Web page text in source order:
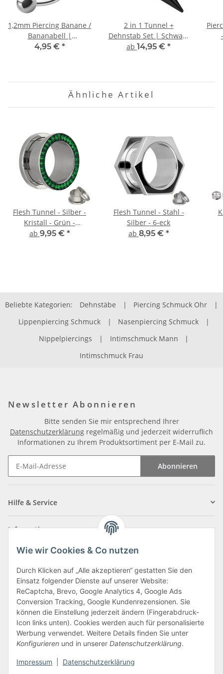
Wie wir Cookies & Co nutzen
Durch Klicken auf „Alle akzeptieren“ gestatten Sie den
Einsatz folgender Dienste auf unserer Website:
ReCaptcha, Brevo, Google Analytics 4, Google Ads
Conversion Tracking, Google Kundenrezensionen. Sie
können die Einstellung jederzeit ändern (Fingerabdruck-
Icon links unten). Cookies werden auch für personalisierte
Werbung verwendet. Weitere Details finden Sie unter
Konfigurieren und in unserer Datenschutzerklärung.
Impressum Datenschutzerklärung
1,2mm Piercing Banane /
Bananabell |
Chirurgenstahl | Silber
4,95 € *
2 in 1 Tunnel +
Dehnstab Set | Schwarz
| Acryl – Kunststoff
ab 14,95 € *
Ähnliche Artikel
Flesh Tunnel - Silber -
Kristall - Grün -
Schutzschicht
ab 9,95 € *
Flesh Tunnel - Stahl -
Silber - 6-eck
ab 8,95 € *
Beliebte Kategorien: Dehnstäbe | Piercing Schmuck Ohr
|
Lippenpiercing Schmuck
| Nasenpiercing Schmuck
|
Nippelpiercings
| Intimschmuck Mann
|
Intimschmuck Frau
Newsletter Abonnieren
Bitte senden Sie mir entsprechend Ihrer
Datenschutzerklärung regelmäßig und jederzeit widerruflich
Informationen zu Ihrem Produktsortiment per E-Mail zu.
Abonnieren
Hilfe & Service
Informationen
Zahlungsarten
Vertrag widerrufen